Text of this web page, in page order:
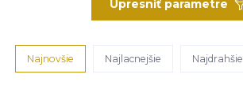
Upresniť parametre
Najnovšie Najlacnejšie Najdrahšie